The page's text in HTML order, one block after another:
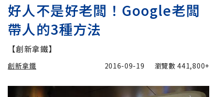
好人不是好老闆！Google老闆
帶人的3種方法
【創新拿鐵】
創新拿鐵 2016-09-19 瀏覽數441,800+